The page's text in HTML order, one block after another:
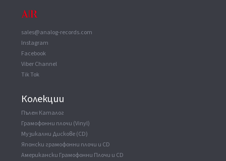
sales@analog-records.com
Instagram
Facebook
Viber Channel
Tik Tok
Колекции
Пълен Каталог
Грамофонни плочи (Vinyl)
Музикални Дискове (CD)
Японски грамофонни плочи и CD
Американски Грамофонни Плочи и CD